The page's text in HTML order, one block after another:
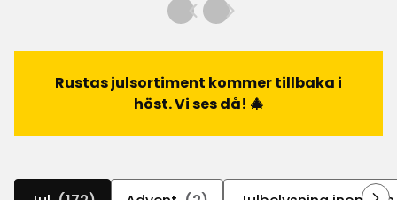
Rustas julsortiment kommer tillbaka i
höst. Vi ses då! 🎄